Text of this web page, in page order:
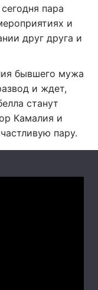
пара
и
друг друга и
бывшего мужа
и ждет,
станут
Камалия и
пару.